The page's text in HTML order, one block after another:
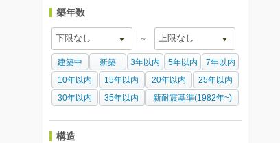
築年数
～
建築中 新築 3年以内 5年以内
7年以内
10年以内
15年以内 20年以内
25年以内
30年以内
35年以内 新耐震基準(1982年~)
構造